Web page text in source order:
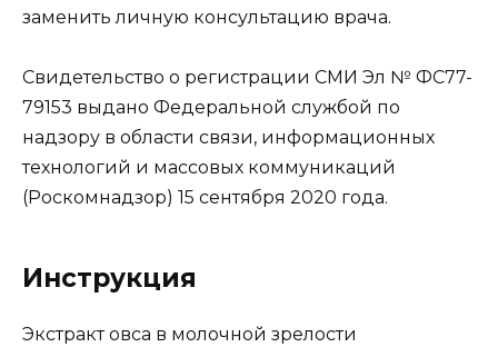
заменить личную консультацию врача.
Свидетельство о регистрации СМИ Эл № ФС77-
79153 выдано Федеральной службой по
надзору в области связи, информационных
технологий и массовых коммуникаций
(Роскомнадзор) 15 сентября 2020 года.
Инструкция
Экстракт овса в молочной зрелости